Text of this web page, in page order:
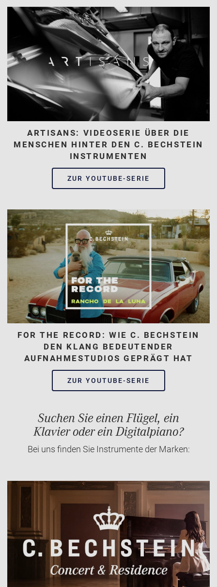
ARTISANS: VIDEOSERIE ÜBER DIE
MENSCHEN HINTER DEN C. BECHSTEIN
INSTRUMENTEN
ZUR YOUTUBE-SERIE
FOR THE RECORD: WIE C. BECHSTEIN
DEN KLANG BEDEUTENDER
AUFNAHMESTUDIOS GEPRÄGT HAT
ZUR YOUTUBE-SERIE
Suchen Sie einen Flügel, ein
Klavier oder ein Digitalpiano?
Bei uns finden Sie Instrumente der Marken: